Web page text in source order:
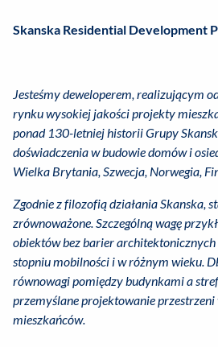
Skanska Residential Development
Jesteśmy deweloperem, realizującym
rynku wysokiej jakości projekty
ponad 130-letniej historii Grupy
doświadczenia w budowie domów i
Wielka Brytania, Szwecja, Norwegia,
Zgodnie z filozofią działania Skanska,
zrównoważone. Szczególną wagę
obiektów bez barier architektonicznych
stopniu mobilności i w różnym wieku.
równowagi pomiędzy budynkami a
przemyślane projektowanie
mieszkańców.